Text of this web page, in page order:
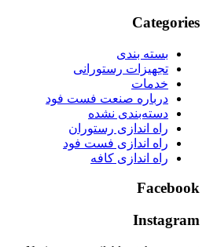
Categories
بسته بندی
تجهیزات رستورانی
خدمات
درباره صنعت فست فود
دسته‌بندی نشده
راه اندازی رستوران
راه اندازی فست فود
راه اندازی کافه
Facebook
Instagram